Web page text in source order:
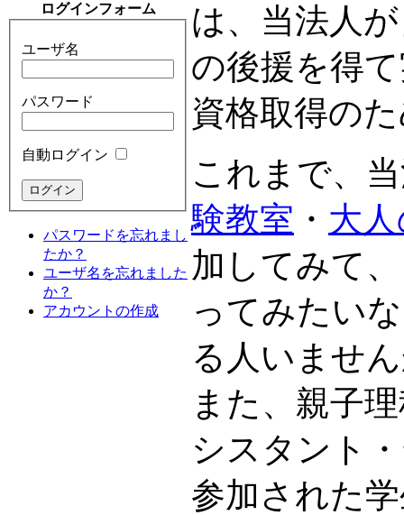
ログインフォーム
ユーザ名
パスワード
自動ログイン
パスワードを忘れまし
たか？
ユーザ名を忘れました
か？
アカウントの作成
は、当法人
の後援を得
資格取得の
これまで、
験教室 ・ 大
加してみて
ってみたい
る人いませ
また、親子
シスタント
参加された